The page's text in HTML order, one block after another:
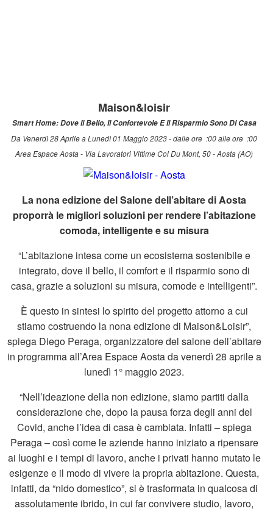
Maison&loisir
Smart Home: Dove Il Bello, Il Confortevole E Il Risparmio Sono Di Casa
Da Venerdì 28 Aprile a Lunedì 01 Maggio 2023 - dalle ore :00 alle ore :00
Area Espace Aosta - Via Lavoratori Vittime Col Du Mont, 50 - Aosta (AO)
La nona edizione del Salone dell’abitare di Aosta
proporrà le migliori soluzioni per rendere l’abitazione
comoda, intelligente e su misura
“L’abitazione intesa come un ecosistema sostenibile e
integrato, dove il bello, il comfort e il risparmio sono di
casa, grazie a soluzioni su misura, comode e intelligenti”.
È questo in sintesi lo spirito del progetto attorno a cui
stiamo costruendo la nona edizione di Maison&Loisir”,
spiega Diego Peraga, organizzatore del salone dell’abitare
in programma all’Area Espace Aosta da venerdì 28 aprile a
lunedì 1° maggio 2023.
“Nell’ideazione della non edizione, siamo partiti dalla
considerazione che, dopo la pausa forza degli anni del
Covid, anche l’idea di casa è cambiata. Infatti – spiega
Peraga – così come le aziende hanno iniziato a ripensare
ai luoghi e i tempi di lavoro, anche i privati hanno mutato le
esigenze e il modo di vivere la propria abitazione. Questa,
infatti, da “nido domestico”, si è trasformata in qualcosa di
assolutamente ibrido, in cui far convivere studio, lavoro,